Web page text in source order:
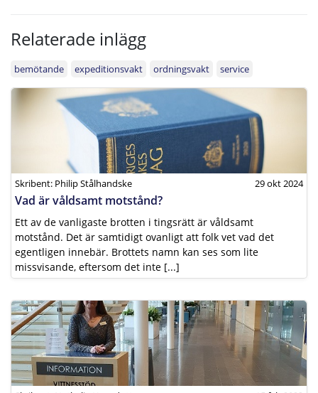
Relaterade inlägg
bemötande expeditionsvakt ordningsvakt service
Skribent: Philip Stålhandske 29 okt 2024
Vad är våldsamt motstånd?
Ett av de vanligaste brotten i tingsrätt är våldsamt
motstånd. Det är samtidigt ovanligt att folk vet vad det
egentligen innebär. Brottets namn kan ses som lite
missvisande, eftersom det inte [...]